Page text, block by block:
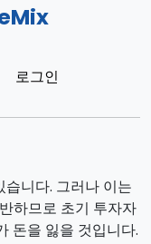
로그인
니다. 그러나 이는
하므로 초기 투자자
돈을 잃을 것입니다.